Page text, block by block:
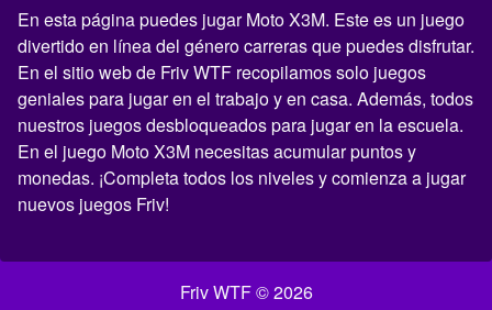
En esta página puedes jugar Moto X3M. Este es un juego
divertido en línea del género carreras que puedes disfrutar.
En el sitio web de Friv WTF recopilamos solo juegos
geniales para jugar en el trabajo y en casa. Además, todos
nuestros juegos desbloqueados para jugar en la escuela.
En el juego Moto X3M necesitas acumular puntos y
monedas. ¡Completa todos los niveles y comienza a jugar
nuevos juegos Friv!
Friv WTF © 2026